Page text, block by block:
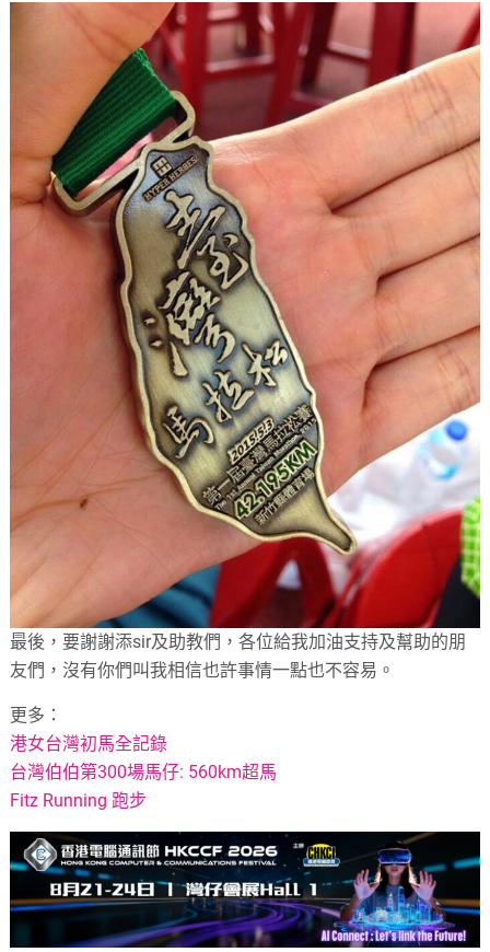
最後，要謝謝添sir及助教們，各位給我加油支持及幫助的朋
友們，沒有你們叫我相信也許事情一點也不容易。
更多：
港女台灣初馬全記錄
台灣伯伯第300場馬仔: 560km超馬
Fitz Running 跑步